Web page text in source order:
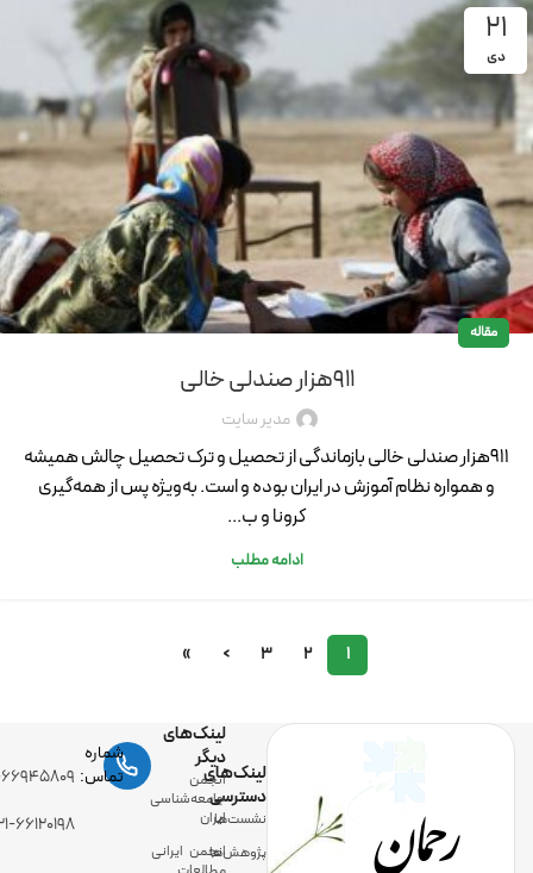
21
دی
مقاله
۹۱۱هزار صندلی خالی
مدیر سایت
۹۱۱هزار صندلی خالی بازماندگی از تحصیل و ترک تحصیل چالش همیشه
و همواره نظام آموزش در ایران بوده و است. به‌ویژه پس از همه‌گیری
کرونا و ب...
ادامه مطلب
1
2
3
›
»
رحمان
لینک‌های
دسترسی
نشست‌ها
پژوهش‌ها
لینک‌های
دیگر
انجمن
جامعه‌شناسی
ایران
انجمن ایرانی
شماره
تماس: ۰۲۱-
۰۲۱-